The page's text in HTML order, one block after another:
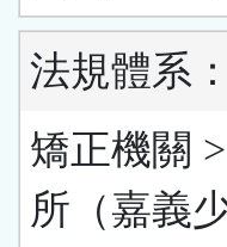
法規體系：
矯正機關
所（嘉義